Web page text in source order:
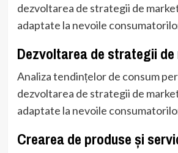
dezvoltarea de strategii de
adaptate la nevoile
Dezvoltarea de strategii
Analiza tendințelor de consum
dezvoltarea de strategii de
adaptate la nevoile
Crearea de produse și